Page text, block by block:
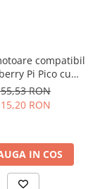
compatibil
Pi Pico cu
si PCA9685
RON
RON
IN COS